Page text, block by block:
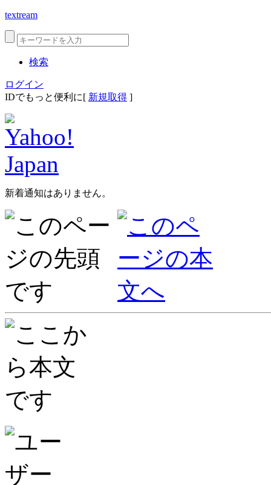
textream
検索
ログイン
IDでもっと便利に[ 新規取得 ]
新着通知はありません。